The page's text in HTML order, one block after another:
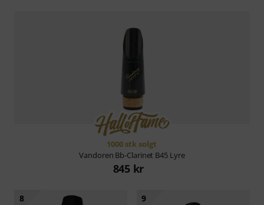
1000 stk solgt
Vandoren Bb-Clarinet B45 Lyre
845 kr
8 9